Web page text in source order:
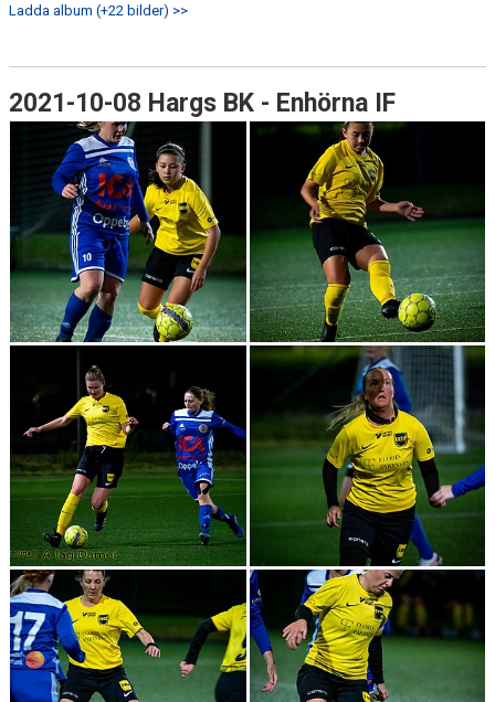
Ladda album (+22 bilder) >>
2021-10-08 Hargs BK - Enhörna IF